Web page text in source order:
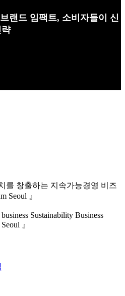
랜드 임팩트, 소비자들이 신
를 창출하는 지속가능경영 비즈
Seoul 』
Sustainability Business
』